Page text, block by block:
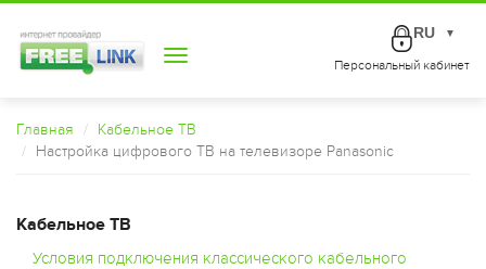
Toggle
Персональный кабинет
RU ▼
Главная
Кабельное ТВ
Настройка цифрового ТВ на телевизоре Panasonic
Кабельное ТВ
Условия подключения классического кабельного